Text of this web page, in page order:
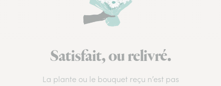
Satisfait, ou relivré.
La plante ou le bouquet reçu n’est pas